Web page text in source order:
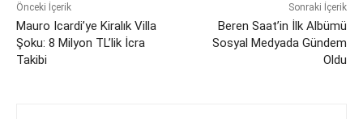
Önceki İçerik
Mauro Icardi’ye Kiralık Villa
Şoku: 8 Milyon TL’lik İcra
Takibi
Sonraki İçerik
Beren Saat’in İlk Albümü
Sosyal Medyada Gündem
Oldu